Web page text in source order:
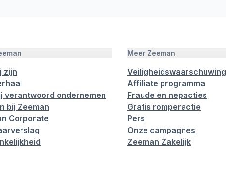
zijn
verantwoord ondernemen
bij Zeeman
Corporate
Meer Zeeman
Veiligheidswaarschuwing
Affiliate programma
Fraude en nepacties
Gratis romperactie
Pers
Onze campagnes
Zeeman Zakelijk